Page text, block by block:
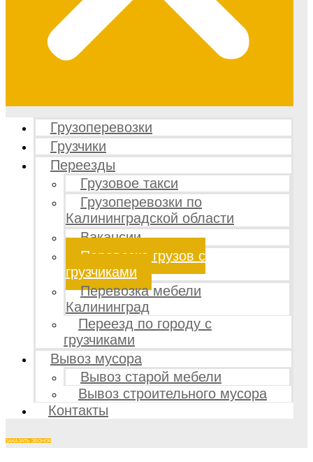
Грузоперевозки
Грузчики
Переезды
Грузовое такси
Грузоперевозки по
Калининградской области
Вакансии
Перевозка грузов с
грузчиками
Перевозка мебели
Калининград
Переезд по городу с
грузчиками
Вывоз мусора
Вывоз старой мебели
Вывоз строительного мусора
Контакты
ЗАКАЗАТЬ ЗВОНОК